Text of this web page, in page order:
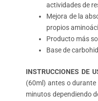
actividades de
Mejora de la
propios
Producto más
Base de
INSTRUCCIONES DE
(60ml) antes o
minutos dependiendo